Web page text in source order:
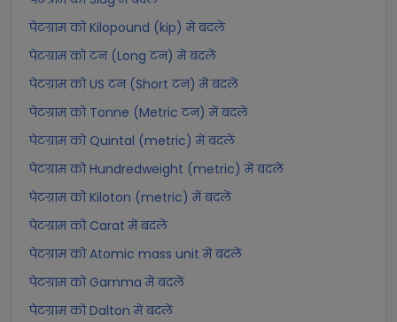
पेटग्राम को Kilopound (kip) में बदलें
पेटग्राम को टन (Long टन) में बदलें
पेटग्राम को US टन (Short टन) में बदलें
पेटग्राम को Tonne (Metric टन) में बदलें
पेटग्राम को Quintal (metric) में बदलें
पेटग्राम को Hundredweight (metric) में बदलें
पेटग्राम को Kiloton (metric) में बदलें
पेटग्राम को Carat में बदलें
पेटग्राम को Atomic mass unit में बदलें
पेटग्राम को Gamma में बदलें
पेटग्राम को Dalton में बदलें